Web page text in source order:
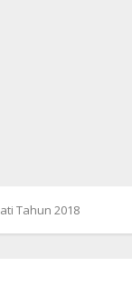
Tahun 2018